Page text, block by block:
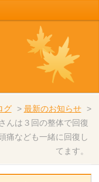
グ > 最新のお知らせ >
んは３回の整体で回復
痛なども一緒に回復し
てます。